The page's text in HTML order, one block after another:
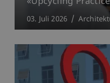
03. Juli 2026